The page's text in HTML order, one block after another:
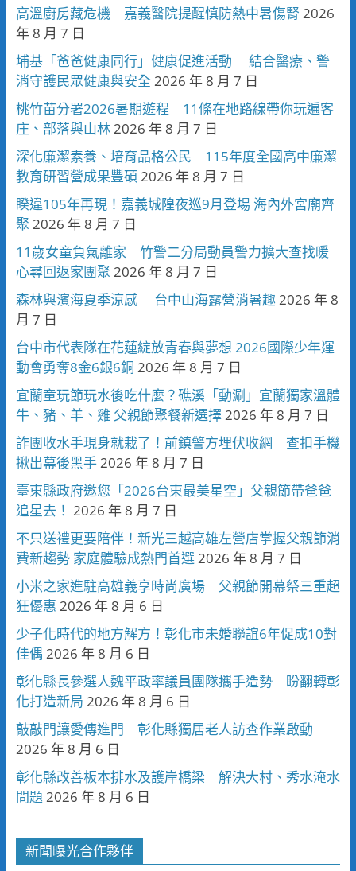
高溫廚房藏危機 嘉義醫院提醒慎防熱中暑傷腎 2026
年 8 月 7 日
埔基「爸爸健康同行」健康促進活動 結合醫療、警
消守護民眾健康與安全 2026 年 8 月 7 日
桃竹苗分署2026暑期遊程 11條在地路線帶你玩遍客
庄、部落與山林2026 年 8 月 7 日
深化廉潔素養、培育品格公民 115年度全國高中廉潔
教育研習營成果豐碩 2026 年 8 月 7 日
睽違105年再現！嘉義城隍夜巡9月登場 海內外宮廟齊
聚 2026 年 8 月 7 日
11歲女童負氣離家 竹警二分局動員警力擴大查找暖
心尋回返家團聚 2026 年 8 月 7 日
森林與濱海夏季涼感 台中山海露營消暑趣2026 年 8
月 7 日
台中市代表隊在花蓮綻放青春與夢想 2026國際少年運
動會勇奪8金6銀6銅 2026 年 8 月 7 日
宜蘭童玩節玩水後吃什麼？礁溪「動涮」宜蘭獨家溫體
牛、豬、羊、雞 父親節聚餐新選擇2026 年 8 月 7 日
詐團收水手現身就栽了！前鎮警方埋伏收網 查扣手機
揪出幕後黑手2026 年 8 月 7 日
臺東縣政府邀您「2026台東最美星空」父親節帶爸爸
追星去！ 2026 年 8 月 7 日
不只送禮更要陪伴！新光三越高雄左營店掌握父親節消
費新趨勢 家庭體驗成熱門首選2026 年 8 月 7 日
小米之家進駐高雄義享時尚廣場 父親節開幕祭三重超
狂優惠 2026 年 8 月 6 日
少子化時代的地方解方！彰化市未婚聯誼6年促成10對
佳偶 2026 年 8 月 6 日
彰化縣長參選人魏平政率議員團隊攜手造勢 盼翻轉彰
化打造新局 2026 年 8 月 6 日
敲敲門讓愛傳進門 彰化縣獨居老人訪查作業啟動
2026 年 8 月 6 日
彰化縣改善板本排水及護岸橋梁 解決大村、秀水淹水
問題 2026 年 8 月 6 日
新聞曝光合作夥伴